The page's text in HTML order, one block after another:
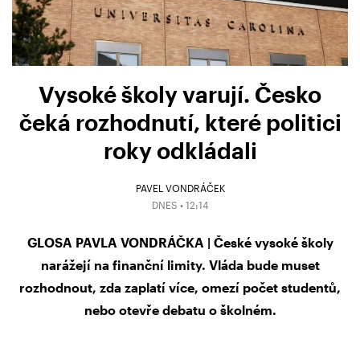
Vysoké školy varují. Česko
čeká rozhodnutí, které politici
roky odkládali
PAVEL VONDRÁČEK
DNES • 12:14
GLOSA PAVLA VONDRÁČKA | České vysoké školy
narážejí na finanční limity. Vláda bude muset
rozhodnout, zda zaplatí více, omezí počet studentů,
nebo otevře debatu o školném.